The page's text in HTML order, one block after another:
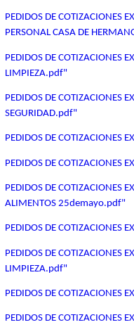
PEDIDOS DE COTIZACIONES
PERSONAL CASA DE
PEDIDOS DE COTIZACIONES
LIMPIEZA.pdf"
PEDIDOS DE COTIZACIONES
SEGURIDAD.pdf"
PEDIDOS DE COTIZACIONES
PEDIDOS DE COTIZACIONES
PEDIDOS DE
ALIMENTOS 25demayo.pdf"
PEDIDOS DE COTIZACIONES
PEDIDOS DE COTIZACIONES
LIMPIEZA.pdf"
PEDIDOS DE COTIZACIONES
PEDIDOS DE COTIZACIONES